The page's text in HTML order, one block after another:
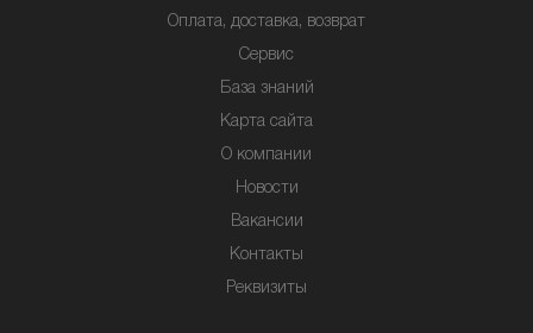
Оплата, доставка, возврат
Сервис
База знаний
Карта сайта
О компании
Новости
Вакансии
Контакты
Реквизиты